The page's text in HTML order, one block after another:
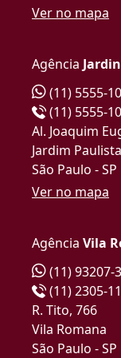
Ver no mapa
Agência
(11) 5555-
(11) 5555-
Al. Joaquim
Jardim Paulista
São Paulo - SP
Ver no mapa
Agência Vila
(11) 93207-
(11) 2305-
R. Tito, 766
Vila Romana
São Paulo - SP